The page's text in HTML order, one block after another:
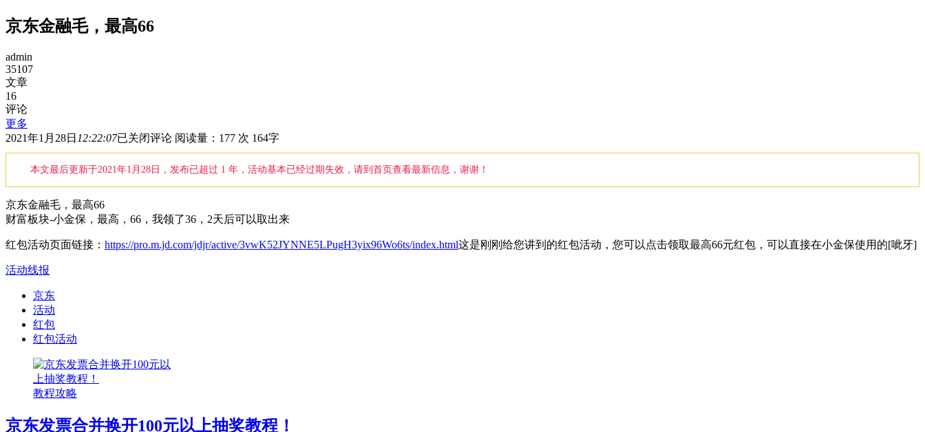
京东金融毛，最高66
admin
35107
文章
16
评论
更多
2021年1月28日 12:22:07京
东
金
高
已关闭评论 阅读量：177 次 164字
本文最后更新于2021年1月28日，发布已超过 1 年，活动基本已经过期失效，请到首页查看最新信息，谢谢！
京东金融毛，最高66
财富板块-小金保，最高，66，我领了36，2天后可以取出来
红包活动页面链接： https://pro.m.jd.com/jdjr/active/3vwK52JYNNE5LPugH3yix96Wo6ts/index.html这是刚刚给您讲到的红包活动，您可以点击领取最高66元红包，可以直接在小金保使用的[呲牙]
活动线报
京东
活动
红包
红包活动
教程攻略
京东发票合并换开100元以上抽奖教程！